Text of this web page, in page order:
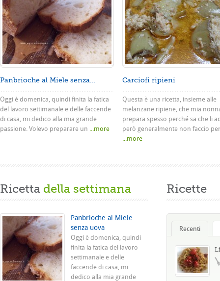
Panbrioche al Miele senza...
Oggi è domenica, quindi finita la fatica
del lavoro settimanale e delle faccende
di casa, mi dedico alla mia grande
passione. Volevo preparare un ...more
Carciofi ripieni
Questa è una ricetta, insieme alle
melanzane ripiene, che mia
prepara spesso perché sa che li
però generalmente non faccio
...more
Ricetta della settimana
Panbrioche al Miele
senza uova
Oggi è domenica, quindi
finita la fatica del lavoro
settimanale e delle
faccende di casa, mi
dedico alla mia grande
Ricette
Recenti